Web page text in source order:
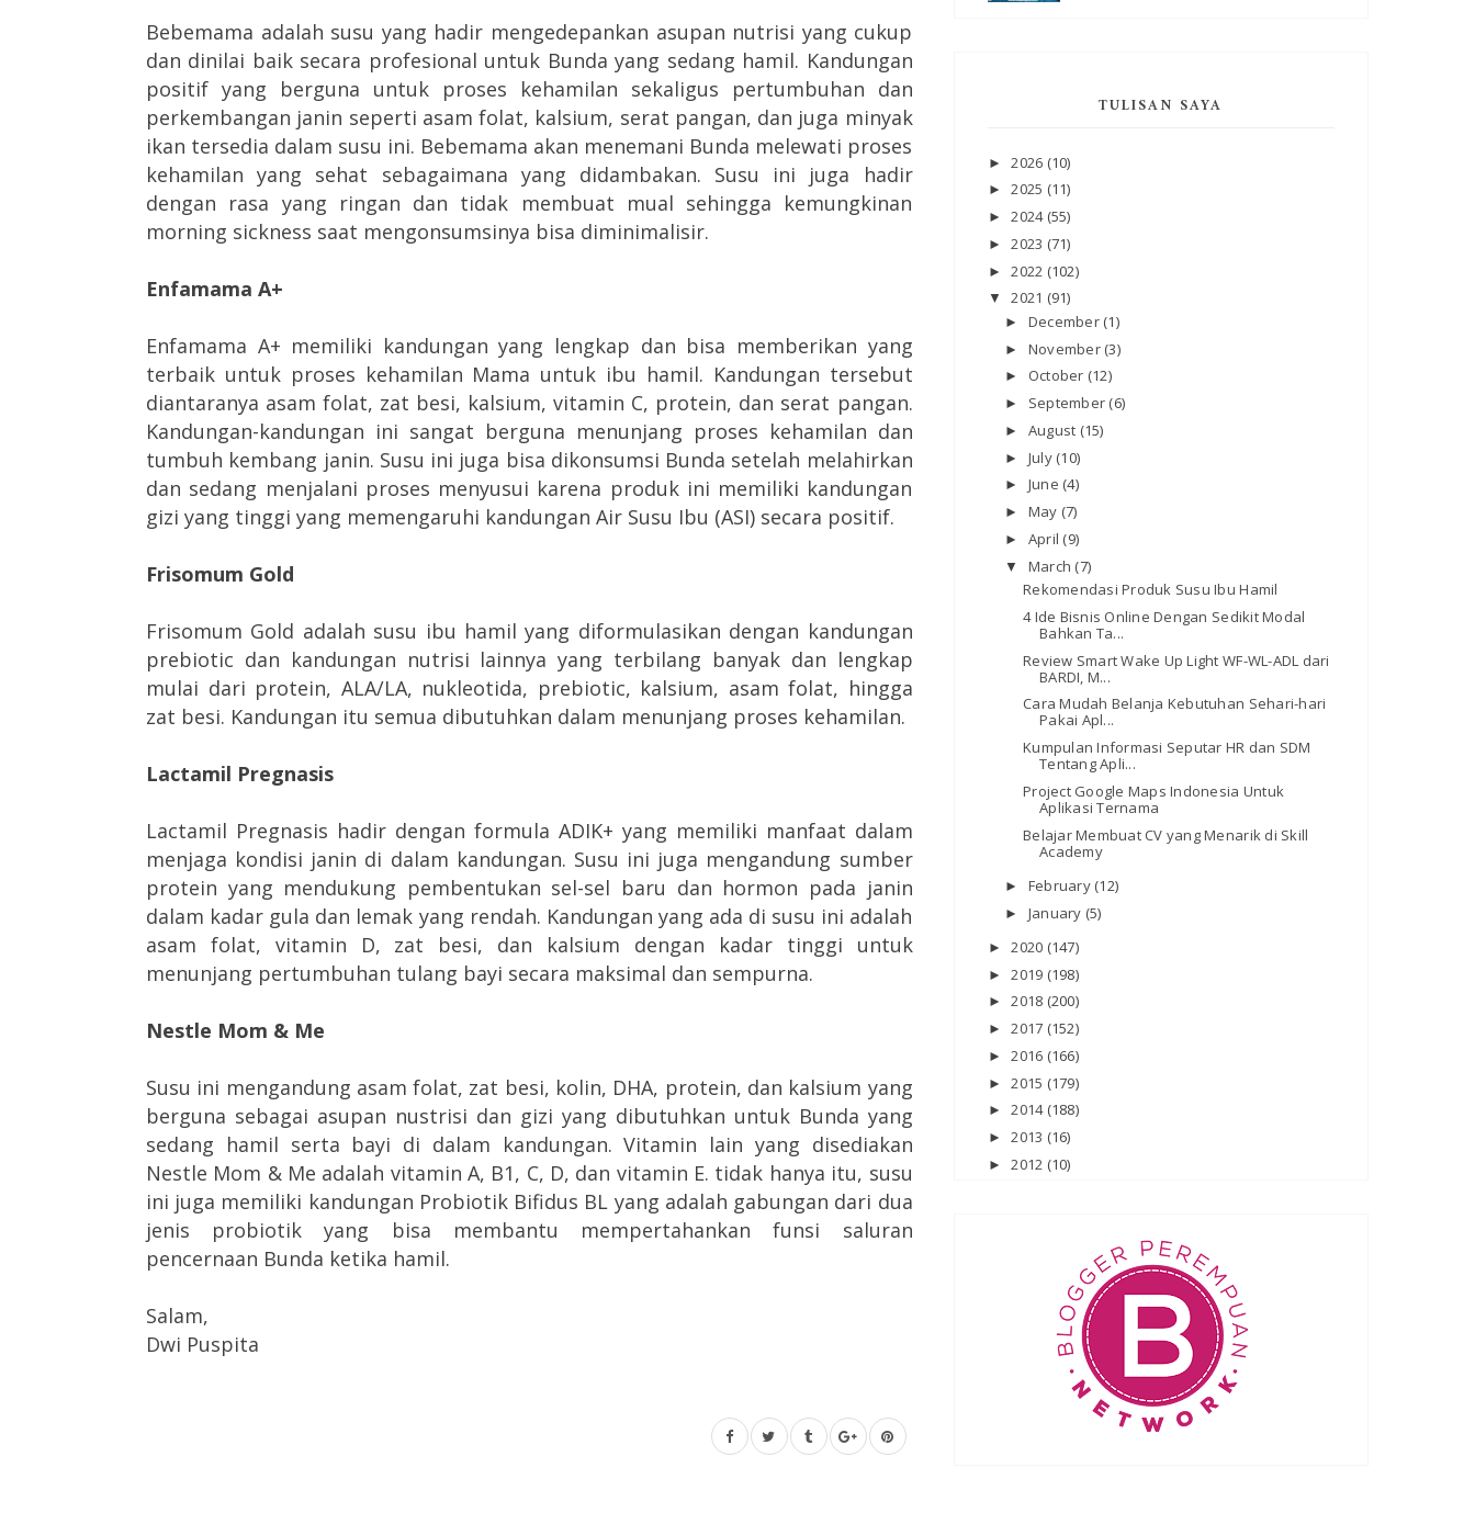
Bebemama adalah susu yang hadir mengedepankan asupan nutrisi yang cukup
dan dinilai baik secara profesional untuk Bunda yang sedang hamil. Kandungan
positif yang berguna untuk proses kehamilan sekaligus pertumbuhan dan
perkembangan janin seperti asam folat, kalsium, serat pangan, dan juga minyak
ikan tersedia dalam susu ini. Bebemama akan menemani Bunda melewati proses
kehamilan yang sehat sebagaimana yang didambakan. Susu ini juga hadir
dengan rasa yang ringan dan tidak membuat mual sehingga kemungkinan
morning sickness saat mengonsumsinya bisa diminimalisir.
Enfamama A+
Enfamama A+ memiliki kandungan yang lengkap dan bisa memberikan yang
terbaik untuk proses kehamilan Mama untuk ibu hamil. Kandungan tersebut
diantaranya asam folat, zat besi, kalsium, vitamin C, protein, dan serat pangan.
Kandungan-kandungan ini sangat berguna menunjang proses kehamilan dan
tumbuh kembang janin. Susu ini juga bisa dikonsumsi Bunda setelah melahirkan
dan sedang menjalani proses menyusui karena produk ini memiliki kandungan
gizi yang tinggi yang memengaruhi kandungan Air Susu Ibu (ASI) secara positif.
Frisomum Gold
Frisomum Gold adalah susu ibu hamil yang diformulasikan dengan kandungan
prebiotic dan kandungan nutrisi lainnya yang terbilang banyak dan lengkap
mulai dari protein, ALA/LA, nukleotida, prebiotic, kalsium, asam folat, hingga
zat besi. Kandungan itu semua dibutuhkan dalam menunjang proses kehamilan.
Lactamil Pregnasis
Lactamil Pregnasis hadir dengan formula ADIK+ yang memiliki manfaat dalam
menjaga kondisi janin di dalam kandungan. Susu ini juga mengandung sumber
protein yang mendukung pembentukan sel-sel baru dan hormon pada janin
dalam kadar gula dan lemak yang rendah. Kandungan yang ada di susu ini adalah
asam folat, vitamin D, zat besi, dan kalsium dengan kadar tinggi untuk
menunjang pertumbuhan tulang bayi secara maksimal dan sempurna.
Nestle Mom & Me
Susu ini mengandung asam folat, zat besi, kolin, DHA, protein, dan kalsium yang
berguna sebagai asupan nustrisi dan gizi yang dibutuhkan untuk Bunda yang
sedang hamil serta bayi di dalam kandungan. Vitamin lain yang disediakan
Nestle Mom & Me adalah vitamin A, B1, C, D, dan vitamin E. tidak hanya itu, susu
ini juga memiliki kandungan Probiotik Bifidus BL yang adalah gabungan dari dua
jenis probiotik yang bisa membantu mempertahankan funsi saluran
pencernaan Bunda ketika hamil.
Salam,
Dwi Puspita
TULISAN SAYA
►2026 (10)
►2025 (11)
►2024 (55)
►2023 (71)
►2022 (102)
▼2021 (91)
► December (1)
► November (3)
► October (12)
► September (6)
► August (15)
► July (10)
► June (4)
► May (7)
► April (9)
▼ March (7)
Rekomendasi Produk Susu Ibu Hamil
4 Ide Bisnis Online Dengan Sedikit Modal
Bahkan Ta...
Review Smart Wake Up Light WF-WL-ADL dari
BARDI, M...
Cara Mudah Belanja Kebutuhan Sehari-hari
Pakai Apl...
Kumpulan Informasi Seputar HR dan SDM
Tentang Apli...
Project Google Maps Indonesia Untuk
Aplikasi Ternama
Belajar Membuat CV yang Menarik di Skill
Academy
► February (12)
► January (5)
►2020 (147)
►2019 (198)
►2018 (200)
►2017 (152)
►2016 (166)
►2015 (179)
►2014 (188)
►2013 (16)
►2012 (10)